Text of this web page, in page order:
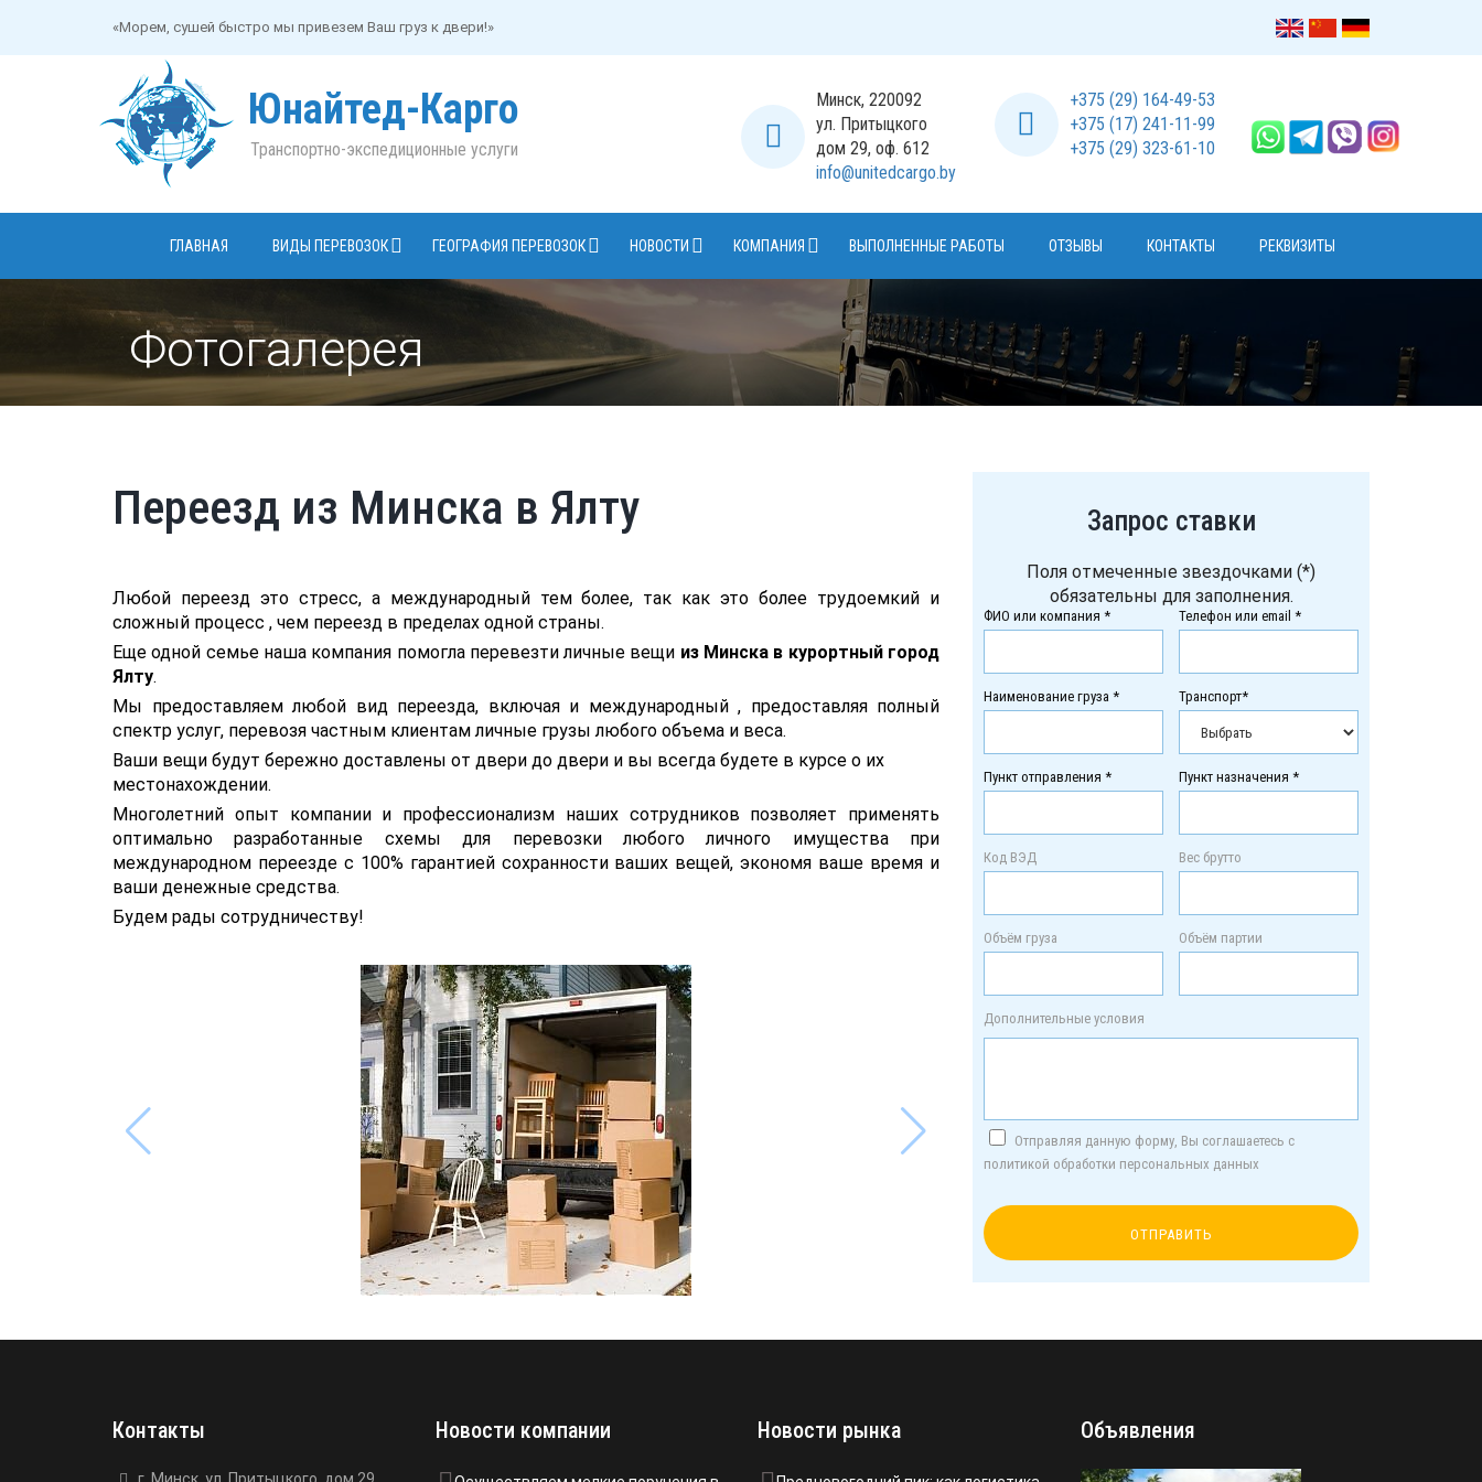
«Морем, сушей быстро мы привезем Ваш груз к двери!»
Юнайтед-Карго
Транспортно-экспедиционные услуги
Минск, 220092
ул. Притыцкого
дом 29, оф. 612
info@unitedcargo.by
+375 (29) 164-49-53
+375 (17) 241-11-99
+375 (29) 323-61-10
ГЛАВНАЯ ВИДЫ ПЕРЕВОЗОК ГЕОГРАФИЯ ПЕРЕВОЗОК НОВОСТИ КОМПАНИЯ ВЫПОЛНЕННЫЕ РАБОТЫ ОТЗЫВЫ КОНТАКТЫ РЕКВИЗИТЫ
Фотогалерея
Переезд из Минска в Ялту
Любой переезд это стресс, а международный тем более, так как это более трудоемкий и
сложный процесс , чем переезд в пределах одной страны.
Еще одной семье наша компания помогла перевезти личные вещи из Минска в курортный город
Ялту.
Мы предоставляем любой вид переезда, включая и международный , предоставляя полный
спектр услуг, перевозя частным клиентам личные грузы любого объема и веса.
Ваши вещи будут бережно доставлены от двери до двери и вы всегда будете в курсе о их
местонахождении.
Многолетний опыт компании и профессионализм наших сотрудников позволяет применять
оптимально разработанные схемы для перевозки любого личного имущества при
международном переезде с 100% гарантией сохранности ваших вещей, экономя ваше время и
ваши денежные средства.
Будем рады сотрудничеству!
Запрос ставки
Поля отмеченные звездочками (*)
обязательны для заполнения.
ФИО или компания * Телефон или email *
Наименование груза * Транспорт*
Пункт отправления * Пункт назначения *
Код ВЭД Вес брутто
Объём груза Объём партии
Дополнительные условия
Отправляя данную форму, Вы соглашаетесь с
политикой обработки персональных данных
Контакты Новости компании Новости рынка Объявления